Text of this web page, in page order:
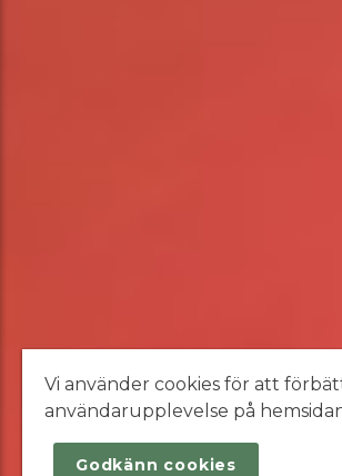
Vi använder cookies för att
användarupplevelse på
Godkänn cookies